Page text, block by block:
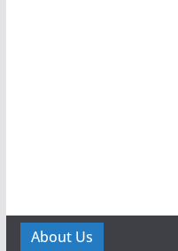
About Us